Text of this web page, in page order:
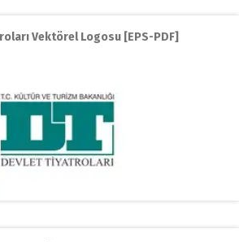
Vektörel Logosu [EPS-PDF]